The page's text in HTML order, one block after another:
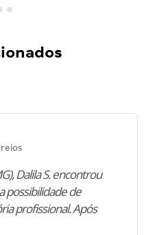
Dalila S. encontrou
possibilidade de
profissional. Após